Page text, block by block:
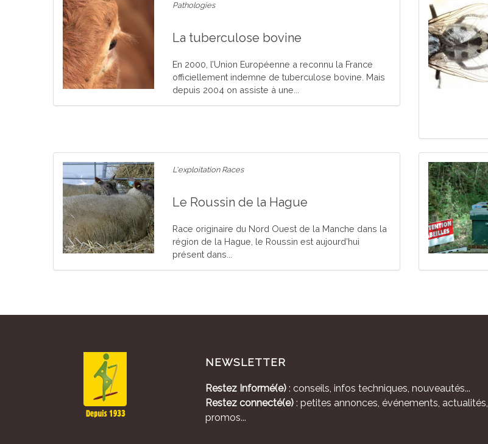
Pathologies
La tuberculose bovine
En 2000, l’Union Européenne a reconnu la France
officiellement indemne de tuberculose bovine. Mais
depuis 2004 on assiste à une...
L'exploitation Races
Le Roussin de la Hague
Race originaire du Nord Ouest de la Manche dans la
région de la Hague, le Roussin est aujourd’hui
présent dans...
NEWSLETTER
Restez Informé(e) : conseils, infos techniques, nouveautés...
Restez connecté(e) : petites annonces, événements, actualités,
promos...